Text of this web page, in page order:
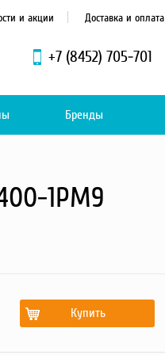
+7 (8452) 705-701
и акции Доставка и оплата
Бренды
1РМ9
Купить